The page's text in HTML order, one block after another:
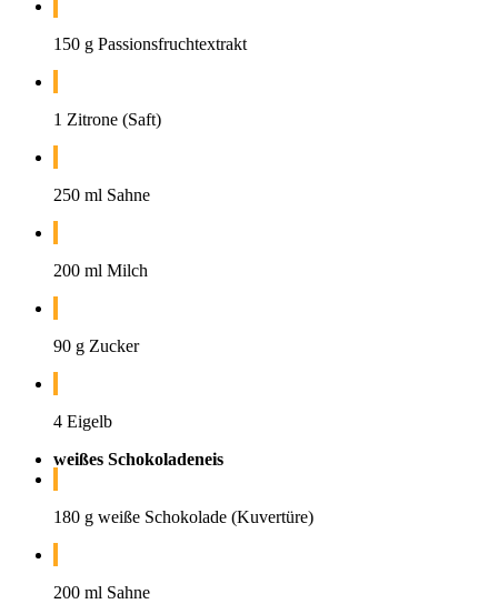
150 g Passionsfruchtextrakt
1 Zitrone (Saft)
250 ml Sahne
200 ml Milch
90 g Zucker
4 Eigelb
weißes Schokoladeneis
180 g weiße Schokolade (Kuvertüre)
200 ml Sahne